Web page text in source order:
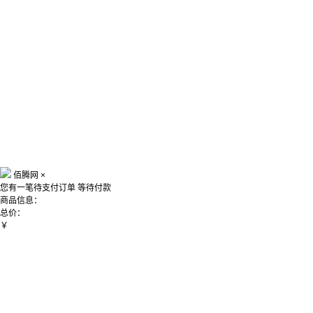
佰腾网 ×
您有一笔待支付订单 等待付款
商品信息：
总价：
￥